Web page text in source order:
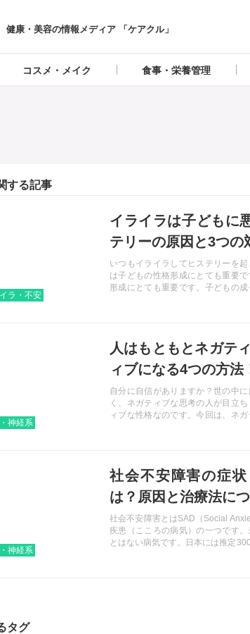
健康・美容の情報メディア 「ケアクル」
コスメ・メイク 食事・栄養管理
する記事
イライラは子どもに
テリーの原因と3つの
いつもイライラしてヒステリーを
は子どもの性格形成にとても重要
形成にとても重要です。子どもの
ラ・不安
人はもともとネガテ
ィブになる4つの方法
自分に自信がありますか？世の中
く、ネガティブな思考の人が目立
ィブな性格なのです。今回は、ネ
神経系
社会不安障害の症
は？原因と治療法に
社会不安障害とはSAD（Social
疾患（こころの病気）の一つです
とはない病気です。日本には推定
神経系
タグ